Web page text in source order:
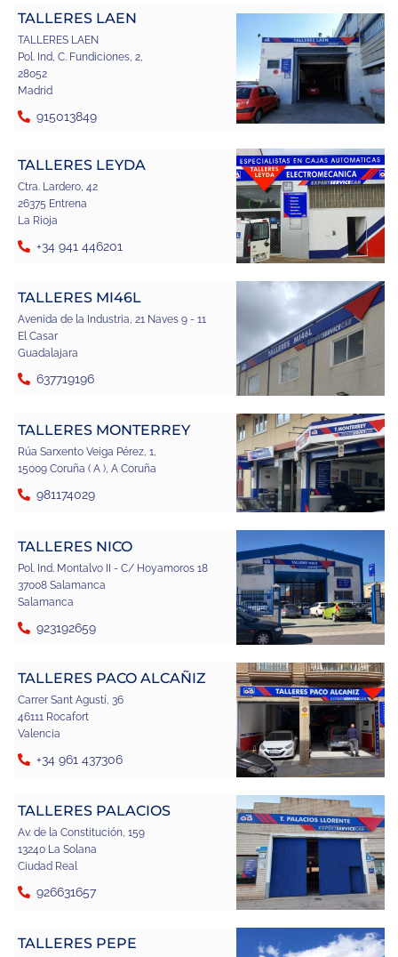
TALLERES LAEN
TALLERES LAEN
Pol. Ind, C. Fundiciones, 2,
28052
Madrid
915013849
TALLERES LEYDA
Ctra. Lardero, 42
26375 Entrena
La Rioja
+34 941 446201
TALLERES MI46L
Avenida de la Industria, 21 Naves 9 - 11
El Casar
Guadalajara
637719196
TALLERES MONTERREY
Rúa Sarxento Veiga Pérez, 1,
15009 Coruña ( A ), A Coruña
981174029
TALLERES NICO
Pol. Ind. Montalvo II - C/ Hoyamoros 18
37008 Salamanca
Salamanca
923192659
TALLERES PACO ALCAÑIZ
Carrer Sant Agustí, 36
46111 Rocafort
Valencia
+34 961 437306
TALLERES PALACIOS
Av. de la Constitución, 159
13240 La Solana
Ciudad Real
926631657
TALLERES PEPE